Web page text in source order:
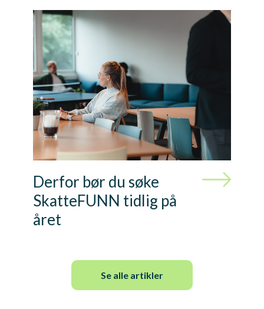
Derfor bør du søke
SkatteFUNN tidlig på
året
Se alle artikler